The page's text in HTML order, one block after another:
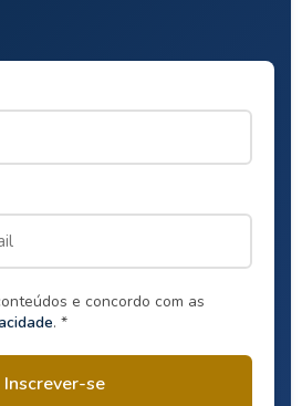
e concordo com as
. *
Inscrever-se